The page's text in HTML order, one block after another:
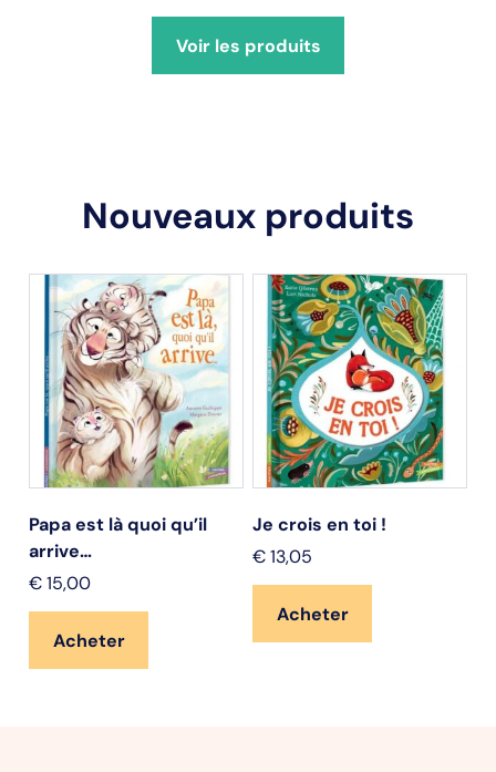
Voir les produits
Nouveaux produits
Papa est là quoi qu’il
arrive…
€ 15,00
Acheter
Je crois en toi !
€ 13,05
Acheter